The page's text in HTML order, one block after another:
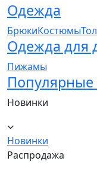
Одежда
БрюкиКостюмы
Одежда для
Пижамы
Популярные
Новинки
Новинки
Распродажа